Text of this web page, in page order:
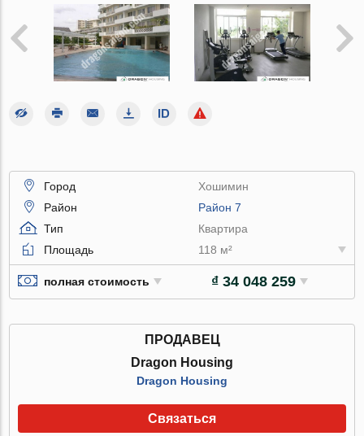
Город
Хошимин
Район
Район 7
Тип
Квартира
Площадь
118 м²
полная стоимость ₫ 34 048 259
ПРОДАВЕЦ
Dragon Housing
Dragon Housing
Связаться